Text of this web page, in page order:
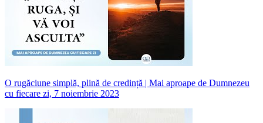
O rugăciune simplă, plină de credință | Mai aproape de Dumnezeu
cu fiecare zi, 7 noiembrie 2023